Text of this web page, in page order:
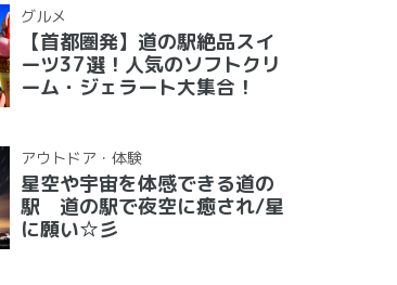
グルメ
【首都圏発】道の駅絶品スイ
ーツ37選！人気のソフトクリ
ーム・ジェラート大集合！
アウトドア・体験
星空や宇宙を体感できる道の
駅 道の駅で夜空に癒され/星
に願い☆彡